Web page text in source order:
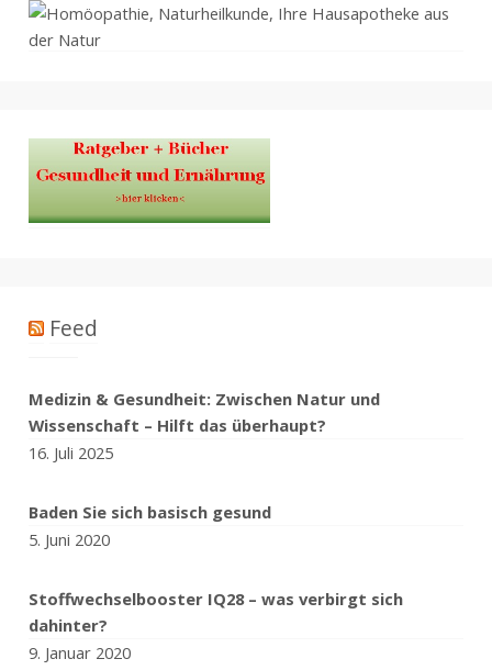
Feed
Medizin & Gesundheit: Zwischen Natur und
Wissenschaft – Hilft das überhaupt?
16. Juli 2025
Baden Sie sich basisch gesund
5. Juni 2020
Stoffwechselbooster IQ28 – was verbirgt sich
dahinter?
9. Januar 2020